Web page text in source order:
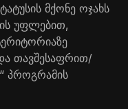
მქონე ოჯახს
უფლებით,
თავშესაფრით/
პროგრამის